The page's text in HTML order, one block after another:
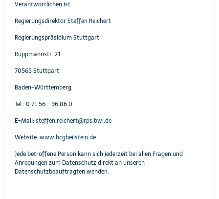
Verantwortlichen ist:
Regierungsdirektor Steffen Reichert
Regierungspräsidium Stuttgart
Ruppmannstr. 21
70565 Stuttgart
Baden-Württemberg
Tel.: 0 71 56 - 96 86 0
E-Mail: steffen.reichert@rps.bwl.de
Website: www.hcgbeilstein.de
Jede betroffene Person kann sich jederzeit bei allen Fragen und
Anregungen zum Datenschutz direkt an unseren
Datenschutzbeauftragten wenden.